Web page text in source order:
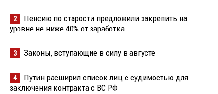
2
Пенсию по старости предложили закрепить на
уровне не ниже 40% от заработка
3 Законы, вступающие в силу в августе
4
Путин расширил список лиц с судимостью для
заключения контракта с ВС РФ